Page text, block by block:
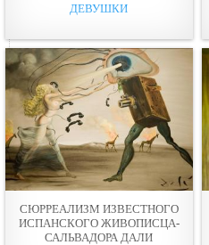
ДЕВУШКИ
СЮРРЕАЛИЗМ ИЗВЕСТНОГО
ИСПАНСКОГО ЖИВОПИСЦА-
САЛЬВАДОРА ДАЛИ